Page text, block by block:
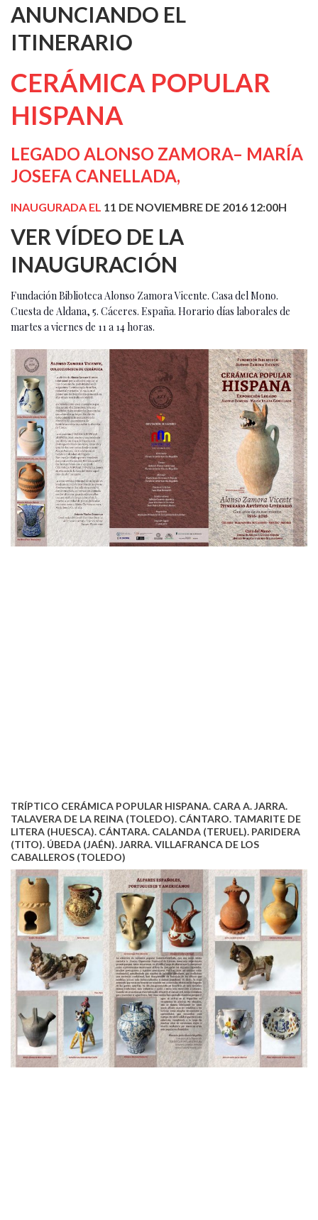
ANUNCIANDO EL
ITINERARIO
CERÁMICA POPULAR
HISPANA
LEGADO ALONSO ZAMORA– MARÍA
JOSEFA CANELLADA,
INAUGURADA EL 11 DE NOVIEMBRE DE 2016 12:00H
VER VÍDEO DE LA
INAUGURACIÓN
Fundación Biblioteca Alonso Zamora Vicente. Casa del Mono.
Cuesta de Aldana, 5. Cáceres. España. Horario días laborales de
martes a viernes de 11 a 14 horas.
TRÍPTICO CERÁMICA POPULAR HISPANA. CARA A. JARRA.
TALAVERA DE LA REINA (TOLEDO). CÁNTARO. TAMARITE DE
LITERA (HUESCA). CÁNTARA. CALANDA (TERUEL). PARIDERA
(TITO). ÚBEDA (JAÉN). JARRA. VILLAFRANCA DE LOS
CABALLEROS (TOLEDO)